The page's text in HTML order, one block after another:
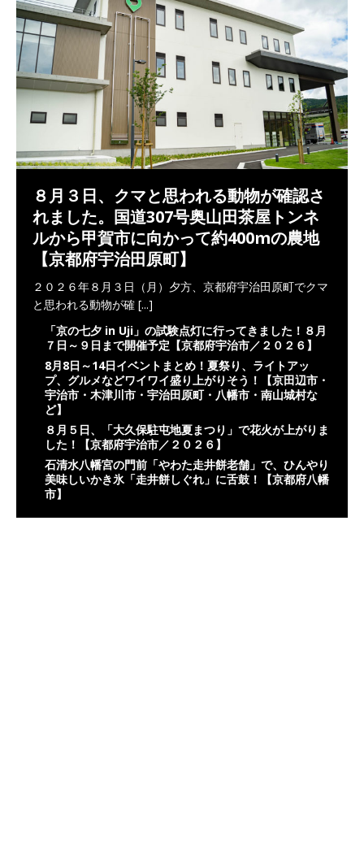
８月３日、クマと思われる動物が確認さ
れました。国道307号奥山田茶屋トンネ
ルから甲賀市に向かって約400mの農地
【京都府宇治田原町】
２０２６年８月３日（月）夕方、京都府宇治田原町でクマ
と思われる動物が確 [...]
「京の七夕 in Uji」の試験点灯に行ってきました！８月
７日～９日まで開催予定【京都府宇治市／２０２６】
8月8日～14日イベントまとめ！夏祭り、ライトアッ
プ、グルメなどワイワイ盛り上がりそう！【京田辺市・
宇治市・木津川市・宇治田原町・八幡市・南山城村な
ど】
８月５日、「大久保駐屯地夏まつり」で花火が上がりま
した！【京都府宇治市／２０２６】
石清水八幡宮の門前「やわた走井餅老舗」で、ひんやり
美味しいかき氷「走井餅しぐれ」に舌鼓！【京都府八幡
市】